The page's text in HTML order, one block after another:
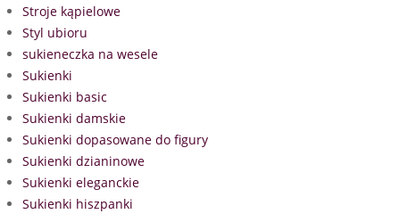
Stroje kąpielowe
Styl ubioru
sukieneczka na wesele
Sukienki
Sukienki basic
Sukienki damskie
Sukienki dopasowane do figury
Sukienki dzianinowe
Sukienki eleganckie
Sukienki hiszpanki